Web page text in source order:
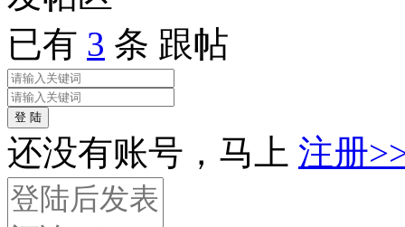
已有 3 条 跟帖
登 陆
还没有账号，马上 注册